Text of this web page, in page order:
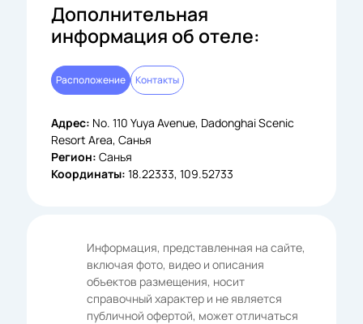
Дополнительная
информация об отеле:
Расположение Контакты
Адрес: No. 110 Yuya Avenue, Dadonghai Scenic
Resort Area, Санья
Регион: Санья
Координаты: 18.22333, 109.52733
Информация, представленная на сайте,
включая фото, видео и описания
объектов размещения, носит
справочный характер и не является
публичной офертой, может отличаться